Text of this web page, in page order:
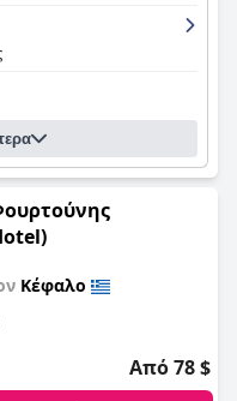
Κέφαλο
Από 78 $